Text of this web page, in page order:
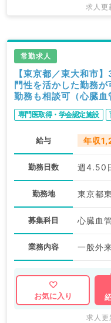
関求人はもちろんの
ます。
求人内容の詳細等はお
求人
常勤求人
【東京都／東大和市
門性を活かした勤務
勤務も相談可（心臓血
専門医取得・学会認定施設
給与 年収
勤務日数 週4.50
勤務地 東京都
募集科目 心臓血
業務内容 一般外
お気に入り
求人